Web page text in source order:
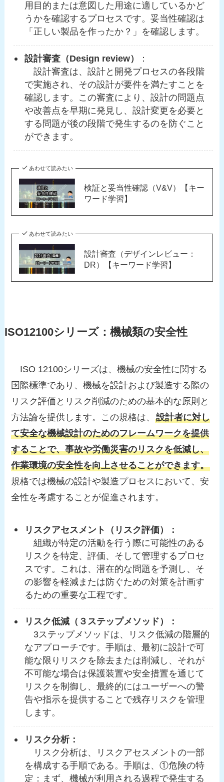
用目的または意図した用途に適しているかど
うかを確認するプロセスです。妥当性確認は
「正しい製品を作ったか？」を確認します。
設計審査（Design review）
：
設計審査は、設計と開発プロセスの各段階
で実施され、その設計が要件を満たすことを
確認します。この審査により、設計の問題点
や改善点を早期に発見し、設計変更を必要と
する問題が後の段階で発生するのを防ぐこと
ができます。
あわせて読みたい
検証と妥当性確認（V&V）【キー
ワード学習】
あわせて読みたい
設計審査（デザインレビュー：
DR）【キーワード学習】
ISO12100シリーズ：機械類の安全性
ISO 12100シリーズは、機械の安全性に関する
国際標準であり、機械を設計および製造する際の
リスク評価とリスク削減のための基本的な原則と
方法論を提供します。この規格は、設計者に対し
て安全な機械設計のためのフレームワークを提供
することで、事故や労働災害のリスクを低減し、
作業環境の安全性を向上させることができます。
規格では機械の設計や製造プロセスにおいて、安
全性を考慮することが促進されます。
リスクアセスメント（リスク評価）：
組織が特定の活動を行う際に可能性のある
リスクを特定、評価、そして管理するプロセ
スです。これは、潜在的な問題を予測し、そ
の影響を軽減または防ぐための対策を計画す
るための重要な工程です。
リスク低減（３ステップメソッド）：
3ステップメソッドは、リスク低減の階層的
なアプローチです。手順は、最初に設計で可
能な限りリスクを除去または削減し、それが
不可能な場合は保護装置や安全措置を通じて
リスクを制御し、最終的にはユーザーへの警
告や指示を提供することで残存リスクを管理
します。
リスク分析：
リスク分析は、リスクアセスメントの一部
を構成する手順である。手順は、①危険の特
定：まず、機械が利用される過程で発生する